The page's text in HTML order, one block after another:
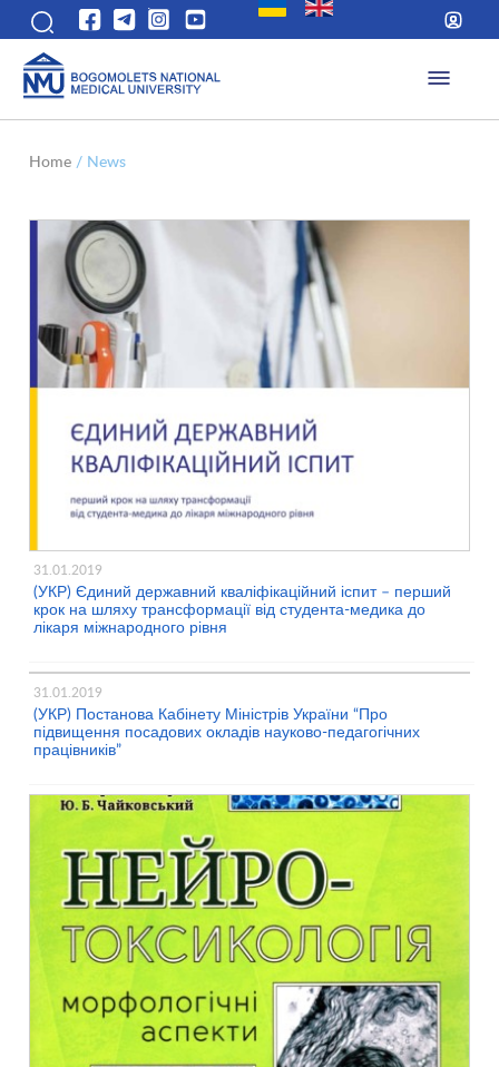
Home / News
31.01.2019
(УКР) Єдиний державний кваліфікаційний іспит – перший
крок на шляху трансформації від студента-медика до
лікаря міжнародного рівня
31.01.2019
(УКР) Постанова Кабінету Міністрів України “Про
підвищення посадових окладів науково-педагогічних
працівників”